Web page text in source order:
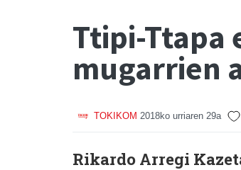
Ttipi-Ttapa
mugarrien
TOKIKOM 2018ko urriaren 29a
Rikardo Arregi